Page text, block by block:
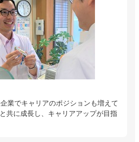
業でキャリアのポジションも増えて
共に成長し、キャリアアップが目指